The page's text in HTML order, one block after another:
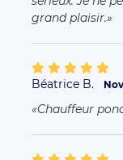
grand plaisir.
Béatrice B.
Chauffeur